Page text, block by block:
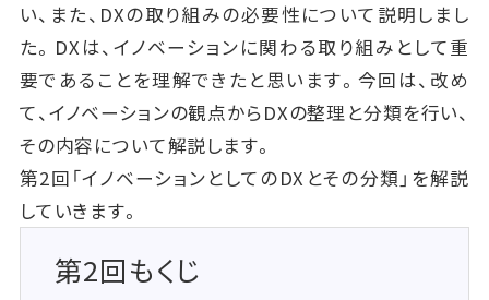
い、また、DXの取り組みの必要性について説明しまし
た。DXは、イノベーションに関わる取り組みとして重
要であることを理解できたと思います。今回は、改め
て、イノベーションの観点からDXの整理と分類を行い、
その内容について解説します。
第2回「イノベーションとしてのDXとその分類」を解説
していきます。
第2回もくじ